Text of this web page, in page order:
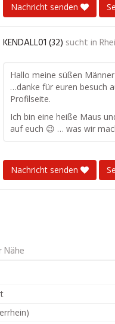
Nachricht senden
KENDALL01 (32) sucht in
Hallo meine süßen
…danke für euren besuch
Profilseite.
Ich bin eine heiße Maus
auf euch 😉 … was wir
Nachricht senden